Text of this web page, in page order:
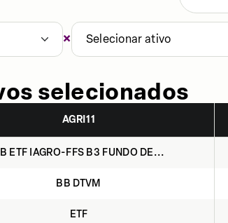
× Selecionar ativo
selecionados
AGRI11
ETF IAGRO-FFS B3 FUNDO DE...
BB DTVM
ETF